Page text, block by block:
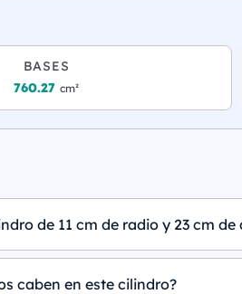
BASES
760.27 cm²
de 11 cm de radio y 23 cm de
caben en este cilindro?